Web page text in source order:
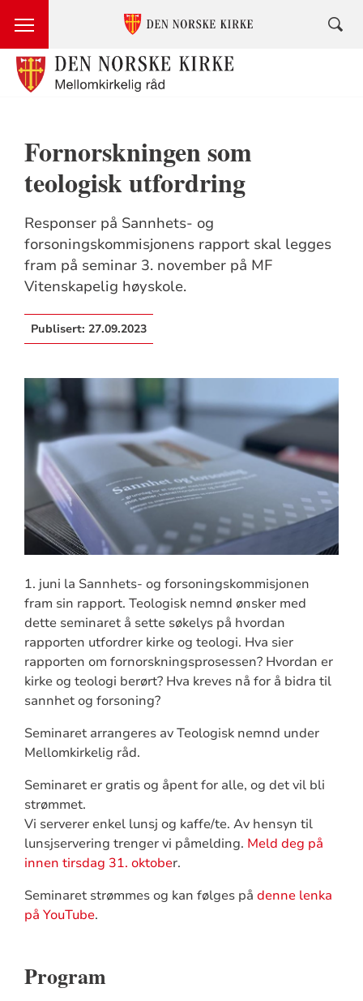
Fornorskningen som
teologisk utfordring
Responser på Sannhets- og
forsoningskommisjonens rapport skal legges
fram på seminar 3. november på MF
Vitenskapelig høyskole.
Publisert: 27.09.2023
1. juni la Sannhets- og forsoningskommisjonen
fram sin rapport. Teologisk nemnd ønsker med
dette seminaret å sette søkelys på hvordan
rapporten utfordrer kirke og teologi. Hva sier
rapporten om fornorskningsprosessen? Hvordan er
kirke og teologi berørt? Hva kreves nå for å bidra til
sannhet og forsoning?
Seminaret arrangeres av Teologisk nemnd under
Mellomkirkelig råd.
Seminaret er gratis og åpent for alle, og det vil bli
strømmet.
Vi serverer enkel lunsj og kaffe/te. Av hensyn til
lunsjservering trenger vi påmelding. Meld deg på
innen tirsdag 31. oktober.
Seminaret strømmes og kan følges på denne lenka
på YouTube.
Program